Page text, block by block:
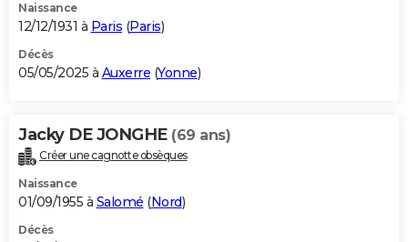
Naissance
12/12/1931 à Paris (Paris)
Décès
05/05/2025 à Auxerre (Yonne)
Jacky DE JONGHE (69 ans)
Créer une cagnotte obsèques
Naissance
01/09/1955 à Salomé (Nord)
Décès